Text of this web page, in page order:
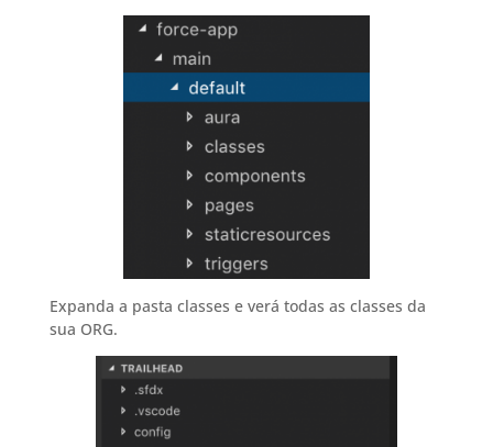
Expanda a pasta classes e verá todas as classes da
sua ORG.